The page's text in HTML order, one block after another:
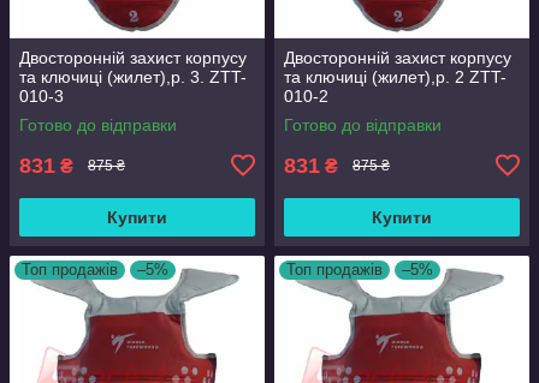
Двосторонній захист корпусу
та ключиці (жилет),р. 3. ZTT-
010-3
Готово до відправки
831 ₴ 875 ₴
Купити
Двосторонній захист корпусу
та ключиці (жилет),р. 2 ZTT-
010-2
Готово до відправки
831 ₴ 875 ₴
Купити
Топ продажів –5% Топ продажів –5%